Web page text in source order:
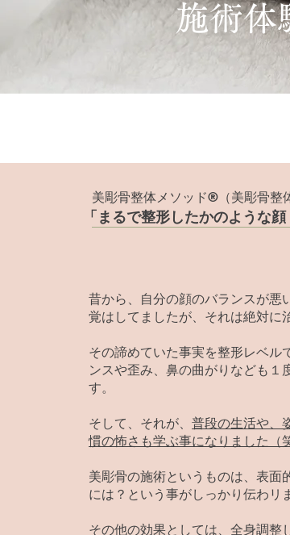
施術体
美彫骨整体メソッド®（美彫骨整
「まるで整形したかのような顔
昔から、自分の顔のバランスが悪
覚はしてましたが、それは絶対に
その諦めていた事実を整形レベル
ンスや歪み、鼻の曲がりなども
す。
そして、それが、普段の生活や、
慣の怖さも学ぶ事になりました（
美彫骨の施術というものは、表面
には？という事がしっかり伝わリ
その他の効果としては、全身調整